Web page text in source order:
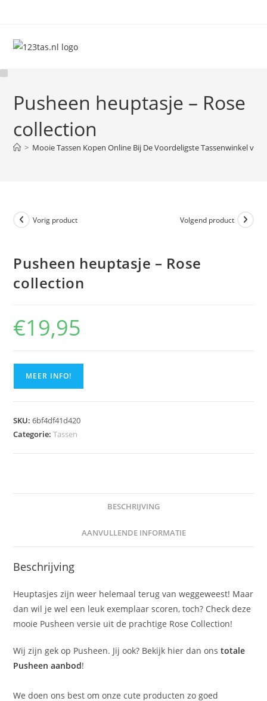
inhoud
Pusheen heuptasje – Rose
collection
> Mooie Tassen Kopen Online Bij De Voordeligste Tassenwinkel van
Vorig product Volgend product
Pusheen heuptasje – Rose
collection
€19,95
MEER INFO!
SKU:6bf4df41d420
Categorie:Tassen
BESCHRIJVING
AANVULLENDE INFORMATIE
Beschrijving
Heuptasjes zijn weer helemaal terug van weggeweest! Maar
dan wil je wel een leuk exemplaar scoren, toch? Check deze
mooie Pusheen versie uit de prachtige Rose Collection!
Wij zijn gek op Pusheen. Jij ook? Bekijk hier dan onstotale
Pusheen aanbod!
We doen ons best om onze cute producten zo goed